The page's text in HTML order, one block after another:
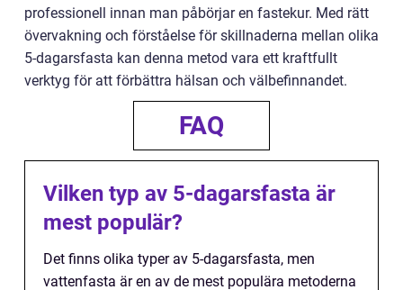
professionell innan man påbörjar en fastekur. Med rätt
övervakning och förståelse för skillnaderna mellan olika
5-dagarsfasta kan denna metod vara ett kraftfullt
verktyg för att förbättra hälsan och välbefinnandet.
FAQ
Vilken typ av 5-dagarsfasta är
mest populär?
Det finns olika typer av 5-dagarsfasta, men
vattenfasta är en av de mest populära metoderna